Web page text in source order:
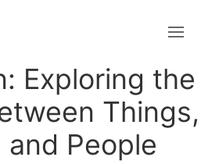
Exploring the
Things,
and People